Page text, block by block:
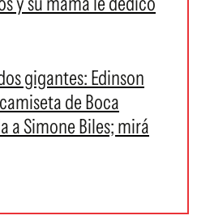
gigantes: Edinson
de Boca
a Simone Biles; mirá